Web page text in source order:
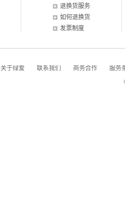
退换货服务
如何退换货
发票制度
关于绿爱 联系我们 商务合作
服务